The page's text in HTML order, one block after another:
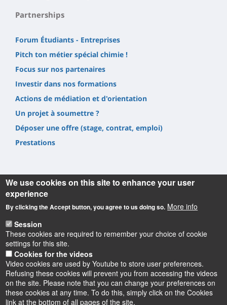
Partnerships
Forum Étudiants - Entreprises
Pitch ton métier spécial chimie !
Focus sur nos partenaires
Investir dans nos formations
Actions de médiation et d'orientation
Un projet à soumettre ?
Déposer une offre (stage, contrat, emploi)
Prestations
Informations
UFR Sciences et Techniques
1, rue de Chartres, 45100 Orléans
02 38 41 71 78
We use cookies on this site to enhance your user
experience
By clicking the Accept button, you agree to us doing so. More info
Session
These cookies are required to remember your choice of cookie
settings for this site.
Cookies for the videos
Video cookies are used by Youtube to store user preferences.
Refusing these cookies will prevent you from accessing the videos
on the site. Please note that you can change your preferences on
these cookies at any time. To do this, simply click on the Cookies
link at the bottom of all pages of the site.